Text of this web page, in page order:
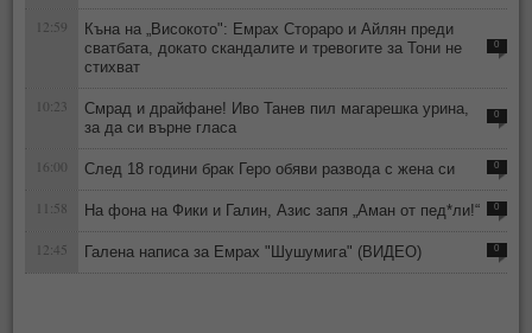
12:59
Къна на „Високото": Емрах Стораро и Айлян преди
сватбата, докато скандалите и тревогите за Тони не
стихват
0
10:23
Смрад и драйфане! Иво Танев пил магарешка урина,
за да си върне гласа
0
16:00 След 18 години брак Геро обяви развода с жена си 0
11:58 На фона на Фики и Галин, Азис запя „Аман от пед*ли!“ 0
12:45 Галена написа за Емрах "Шушумига" (ВИДЕО) 0